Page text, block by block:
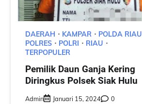
DAERAH KAMPAR
POLDA RIAU
POLRES
POLRI
RIAU
TERPOPULER
Pemilik Daun Ganja Kering
Diringkus Polsek Siak Hulu
Admin Januari 15, 2024 0